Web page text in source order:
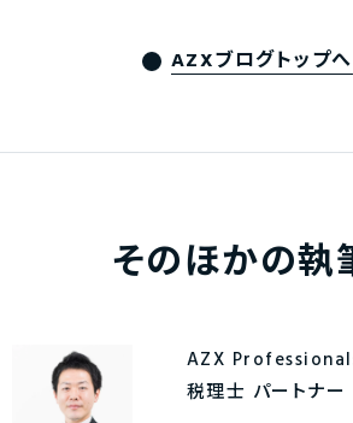
AZXブログトップへ
そのほかの執
AZX
税理士 パートナー